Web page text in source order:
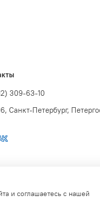
309-63-10
Санкт-Петербург,
и соглашаетесь с нашей